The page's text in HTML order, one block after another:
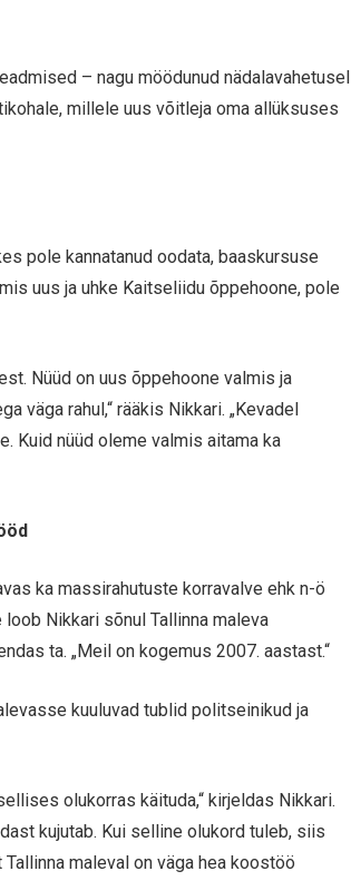
– nagu möödunud nädalavahetusel
millele uus võitleja oma allüksuses
pole kannatanud oodata, baaskursuse
uus ja uhke Kaitseliidu õppehoone, pole
Nüüd on uus õppehoone valmis ja
väga rahul,“ rääkis Nikkari. „Kevadel
Kuid nüüd oleme valmis aitama ka
ka massirahutuste korravalve ehk n-ö
Nikkari sõnul Tallinna maleva
ta. „Meil on kogemus 2007. aastast.“
kuuluvad tublid politseinikud ja
olukorras käituda,“ kirjeldas Nikkari.
kujutab. Kui selline olukord tuleb, siis
maleval on väga hea koostöö